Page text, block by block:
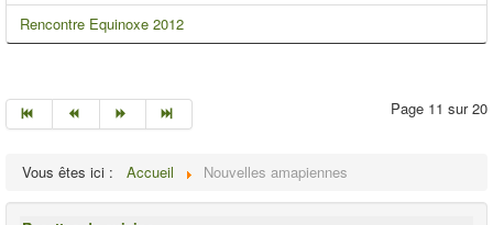
Rencontre Equinoxe 2012
Page 11 sur 20
Vous êtes ici : Accueil Nouvelles amapiennes